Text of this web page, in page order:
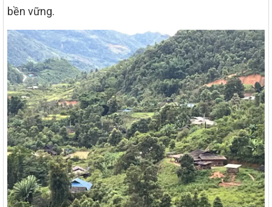
bền vững.